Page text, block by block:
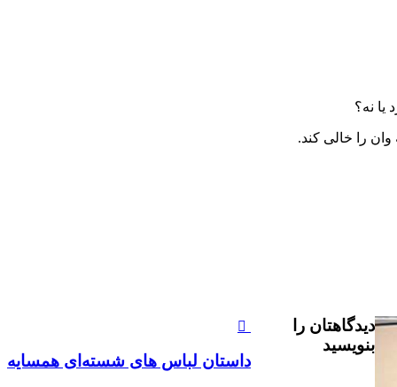
یا نه؟
را خالى کند.
داستان لباس های شسته‌ای همسایه
دیدگاهتان را
بنویسید